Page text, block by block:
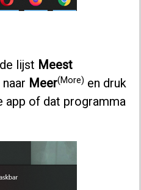
lijst Meest
Meer(More) en druk
app of dat programma